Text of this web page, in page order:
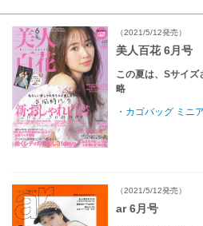
（2021/5/12発売）
美人百花 6月号
この夏は、Sサイ
略
・カゴバッグ ミニ
（2021/5/12発売）
ar 6月号